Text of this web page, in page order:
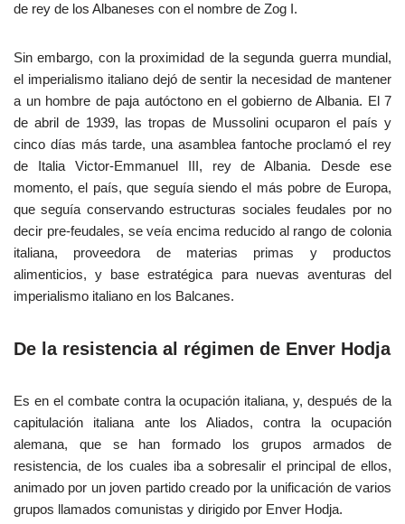
de rey de los Albaneses con el nombre de Zog I.
Sin embargo, con la proximidad de la segunda guerra mundial,
el imperialismo italiano dejó de sentir la necesidad de mantener
a un hombre de paja autóctono en el gobierno de Albania. El 7
de abril de 1939, las tropas de Mussolini ocuparon el país y
cinco días más tarde, una asamblea fantoche proclamó el rey
de Italia Victor-Emmanuel III, rey de Albania. Desde ese
momento, el país, que seguía siendo el más pobre de Europa,
que seguía conservando estructuras sociales feudales por no
decir pre-feudales, se veía encima reducido al rango de colonia
italiana, proveedora de materias primas y productos
alimenticios, y base estratégica para nuevas aventuras del
imperialismo italiano en los Balcanes.
De la resistencia al régimen de Enver Hodja
Es en el combate contra la ocupación italiana, y, después de la
capitulación italiana ante los Aliados, contra la ocupación
alemana, que se han formado los grupos armados de
resistencia, de los cuales iba a sobresalir el principal de ellos,
animado por un joven partido creado por la unificación de varios
grupos llamados comunistas y dirigido por Enver Hodja.